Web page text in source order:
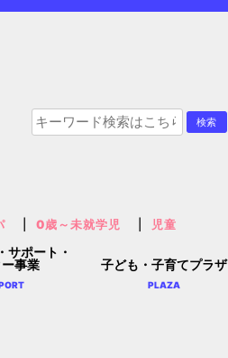
サポート・
事業
子ども・子育てプラザ
PLAZA
0歳～未就学児 児童